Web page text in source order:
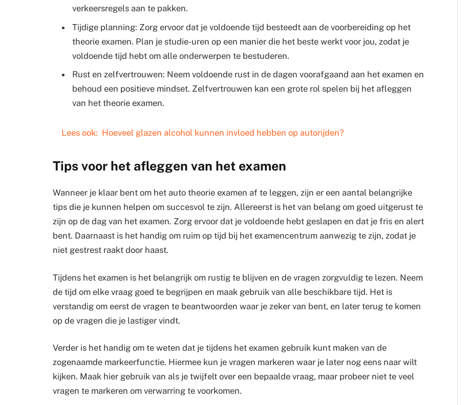
verkeersregels aan te pakken.
Tijdige planning: Zorg ervoor dat je voldoende tijd besteedt aan de voorbereiding op het
theorie examen. Plan je studie-uren op een manier die het beste werkt voor jou, zodat je
voldoende tijd hebt om alle onderwerpen te bestuderen.
Rust en zelfvertrouwen: Neem voldoende rust in de dagen voorafgaand aan het examen en
behoud een positieve mindset. Zelfvertrouwen kan een grote rol spelen bij het afleggen
van het theorie examen.
Lees ook: Hoeveel glazen alcohol kunnen invloed hebben op autorijden?
Tips voor het afleggen van het examen
Wanneer je klaar bent om het auto theorie examen af te leggen, zijn er een aantal belangrijke
tips die je kunnen helpen om succesvol te zijn. Allereerst is het van belang om goed uitgerust te
zijn op de dag van het examen. Zorg ervoor dat je voldoende hebt geslapen en dat je fris en alert
bent. Daarnaast is het handig om ruim op tijd bij het examencentrum aanwezig te zijn, zodat je
niet gestrest raakt door haast.
Tijdens het examen is het belangrijk om rustig te blijven en de vragen zorgvuldig te lezen. Neem
de tijd om elke vraag goed te begrijpen en maak gebruik van alle beschikbare tijd. Het is
verstandig om eerst de vragen te beantwoorden waar je zeker van bent, en later terug te komen
op de vragen die je lastiger vindt.
Verder is het handig om te weten dat je tijdens het examen gebruik kunt maken van de
zogenaamde markeerfunctie. Hiermee kun je vragen markeren waar je later nog eens naar wilt
kijken. Maak hier gebruik van als je twijfelt over een bepaalde vraag, maar probeer niet te veel
vragen te markeren om verwarring te voorkomen.